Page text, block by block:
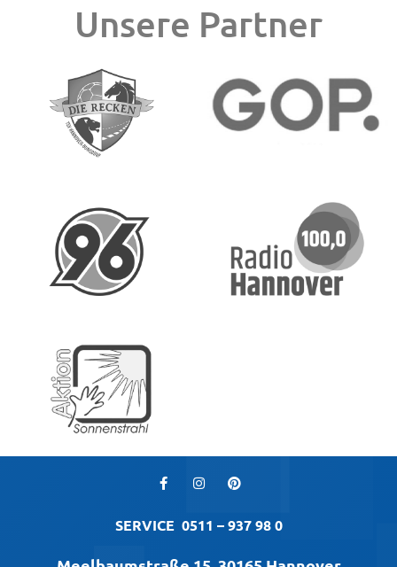
Unsere Partner
SERVICE 0511 – 937 98 0